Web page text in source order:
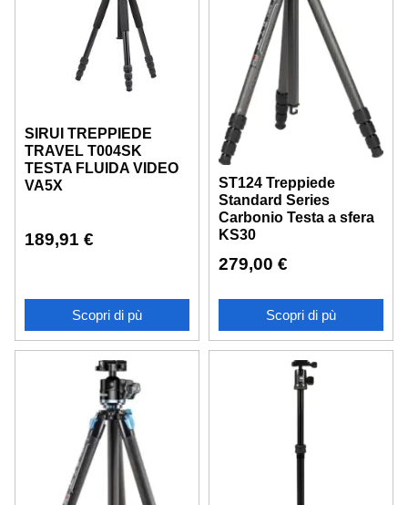
SIRUI TREPPIEDE
TRAVEL T004SK
TESTA FLUIDA VIDEO
VA5X
189,91 €
Scopri di pù
ST124 Treppiede
Standard Series
Carbonio Testa a sfera
KS30
279,00 €
Scopri di pù